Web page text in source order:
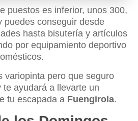
puestos es inferior, unos 300,
puedes conseguir desde
hasta bisutería y artículos
por equipamiento deportivo
variopinta pero que seguro
ayudará a llevarte un
tu escapada a Fuengirola.